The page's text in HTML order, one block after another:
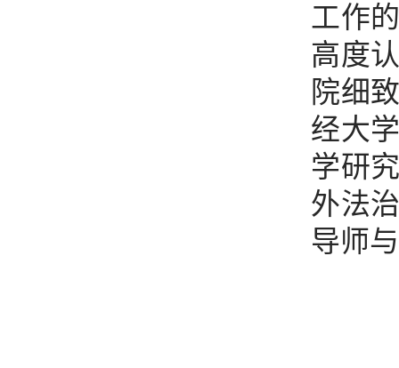
工作
高度
院细
经大
学研
外法
导师